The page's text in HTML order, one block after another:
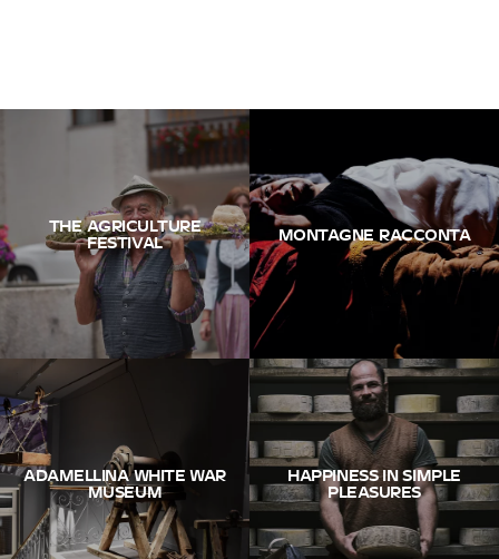
THE AGRICULTURE
FESTIVAL
MONTAGNE RACCONTA
ADAMELLINA WHITE WAR
MUSEUM
HAPPINESS IN SIMPLE
PLEASURES